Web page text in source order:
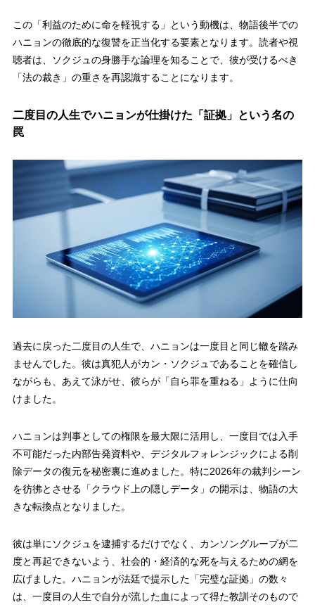
この「利益のために命を軽視する」という動機は、物語後半での
ハニョンの徹底的な復讐を正当化する要素となります。読者や視
聴者は、ソクジュの身勝手な論理を知ることで、彼が受けるべき
「法の裁き」の重さを再認識することになります。
二度目の人生でハニョンが仕掛けた「証拠」という名の
罠
過去に戻った二度目の人生で、ハニョンは一度目と同じ轍を踏み
ませんでした。彼は真犯人がカン・ソクジュであることを確信し
ながらも、あえて泳がせ、彼らが「自ら罪を重ねる」ように仕向
けました。
ハニョンは判事としての権限を最大限に活用し、一度目では入手
不可能だった内部告発資料や、デジタルフォレンジックによる削
除データの復元を秘密裏に進めました。特に2026年の裁判シーン
を彷彿とさせる「クラウド上の隠しデータ」の開示は、物語の大
きな転換点となりました。
彼は単にソクジュを逮捕するだけでなく、カンソングループが二
度と再起できないよう、社会的・経済的な死を与えるための網を
広げました。ハニョンが法廷で提示した「完璧な証拠」の数々
は、一度目の人生で自分が流した血によって得た教訓そのもので